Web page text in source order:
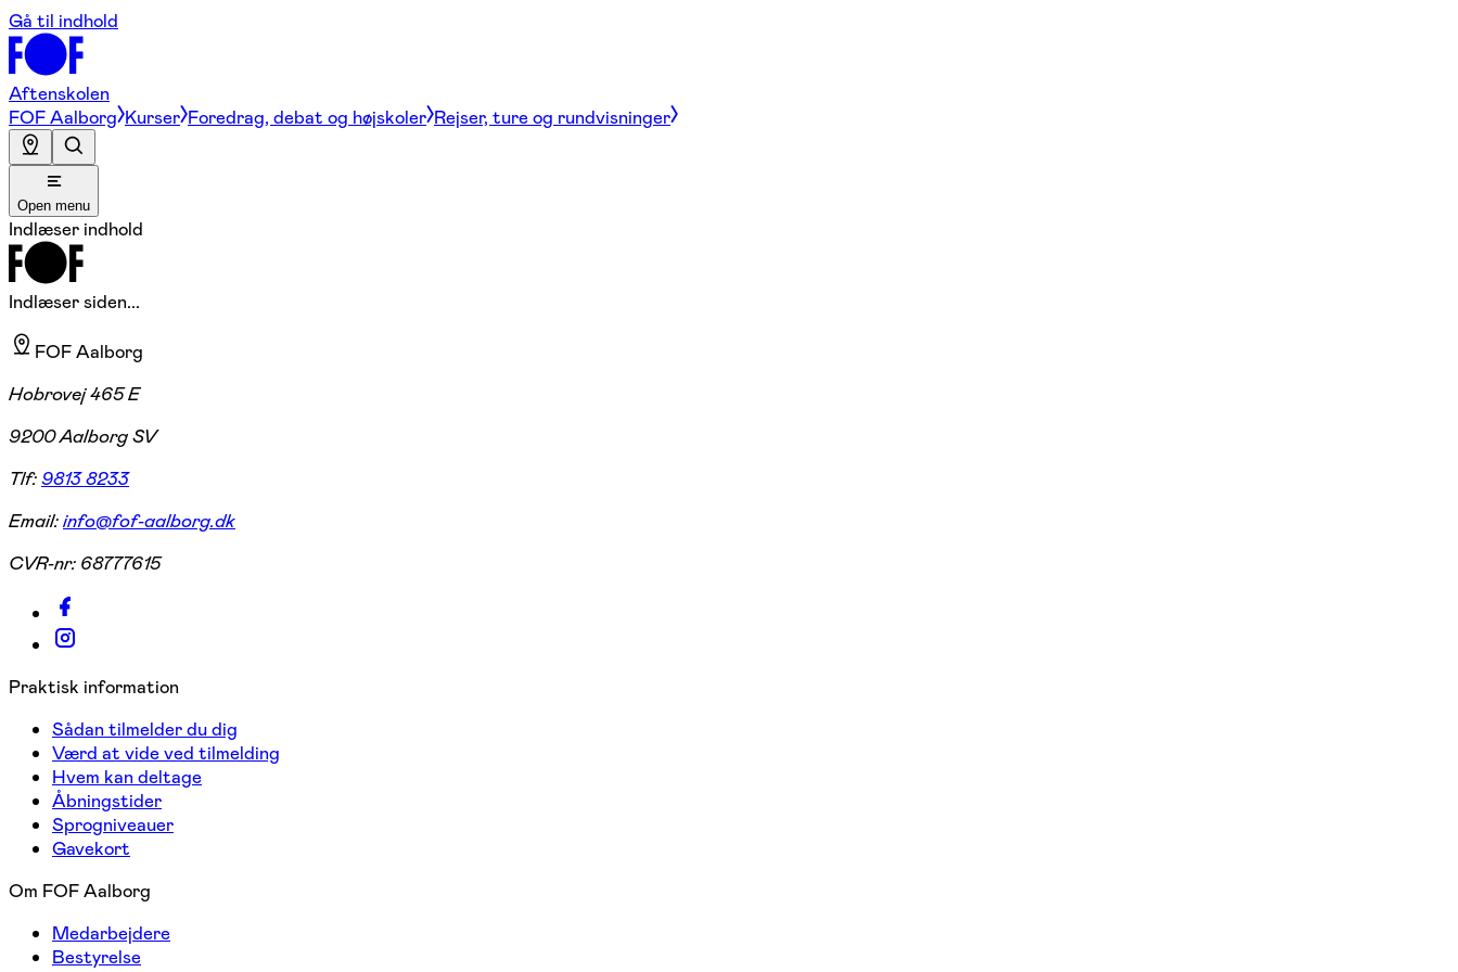
Gå til indhold
Aftenskolen
FOF Aalborg Kurser Foredrag, debat og højskoler Rejser, ture og rundvisninger
Open menu
Indlæser indhold
Indlæser siden...
FOF Aalborg
Hobrovej 465 E
9200 Aalborg SV
Tlf:9813 8233
Email:info@fof-aalborg.dk
CVR-nr: 68777615
Praktisk information
Sådan tilmelder du dig
Værd at vide ved tilmelding
Hvem kan deltage
Åbningstider
Sprogniveauer
Gavekort
Om FOF Aalborg
Medarbejdere
Bestyrelse